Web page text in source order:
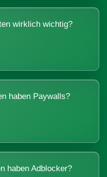
wirklich wichtig?
haben Paywalls?
haben Adblocker?